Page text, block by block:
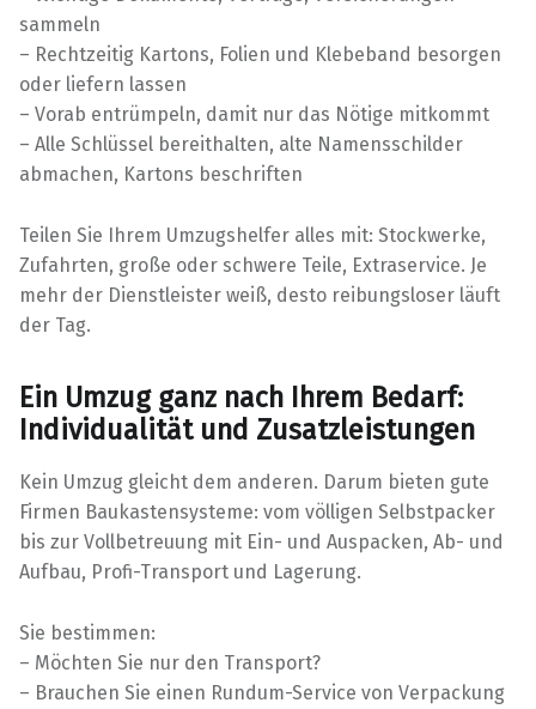
sammeln
– Rechtzeitig Kartons, Folien und Klebeband besorgen
oder liefern lassen
– Vorab entrümpeln, damit nur das Nötige mitkommt
– Alle Schlüssel bereithalten, alte Namensschilder
abmachen, Kartons beschriften
Teilen Sie Ihrem Umzugshelfer alles mit: Stockwerke,
Zufahrten, große oder schwere Teile, Extraservice. Je
mehr der Dienstleister weiß, desto reibungsloser läuft
der Tag.
Ein Umzug ganz nach Ihrem Bedarf:
Individualität und Zusatzleistungen
Kein Umzug gleicht dem anderen. Darum bieten gute
Firmen Baukastensysteme: vom völligen Selbstpacker
bis zur Vollbetreuung mit Ein- und Auspacken, Ab- und
Aufbau, Profi-Transport und Lagerung.
Sie bestimmen:
– Möchten Sie nur den Transport?
– Brauchen Sie einen Rundum-Service von Verpackung